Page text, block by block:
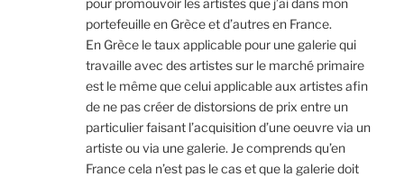
portefeuille en Grèce et d’autres en France.
En Grèce le taux applicable pour une galerie qui
travaille avec des artistes sur le marché primaire
est le même que celui applicable aux artistes afin
de ne pas créer de distorsions de prix entre un
particulier faisant l’acquisition d’une oeuvre via un
artiste ou via une galerie. Je comprends qu’en
France cela n’est pas le cas et que la galerie doit